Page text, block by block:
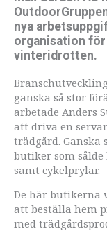
nya
organisation
vinteridrotten.
ganska så stor
arbetade Anders
att driva en
trädgård. Ganska
butiker som
samt cykelprylar.
De här butikerna
att beställa hem
med